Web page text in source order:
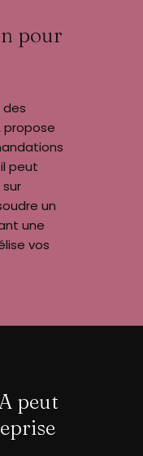
pour
des
propose
peut
un
une
vos
peut